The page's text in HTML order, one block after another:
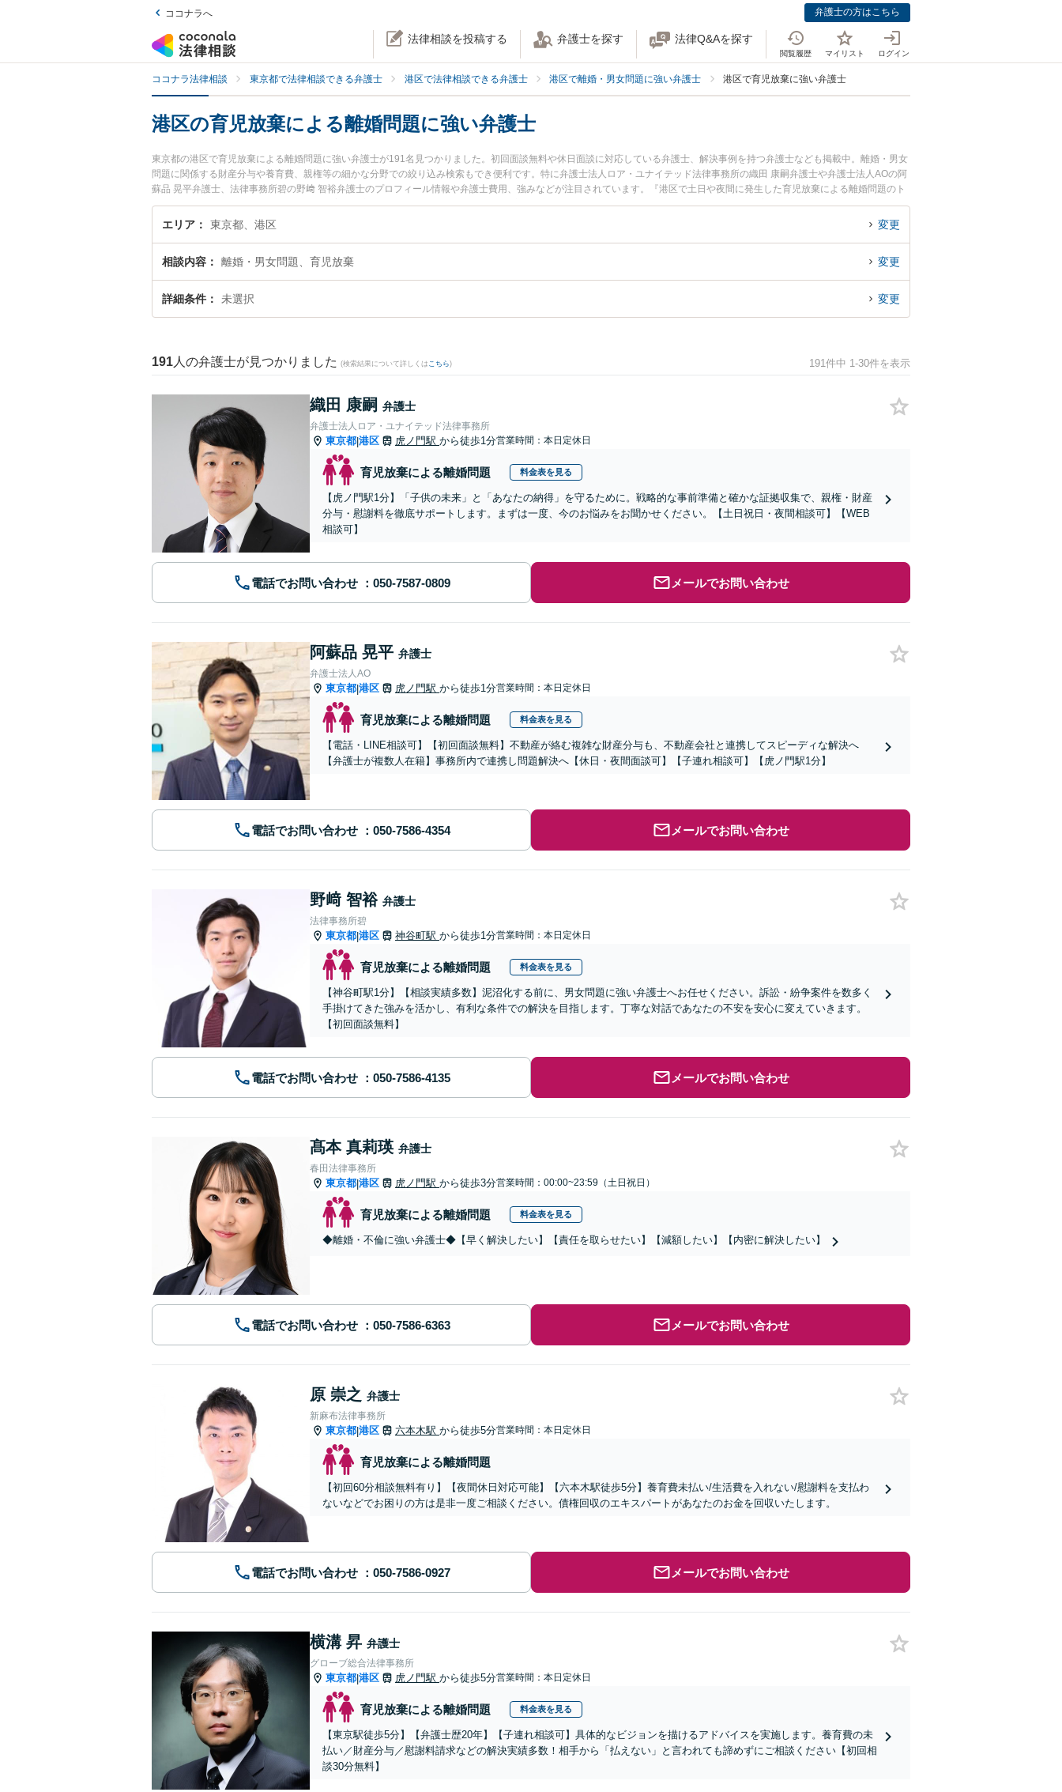
ココナラへ 弁護士の方はこちら
法律相談を投稿する 弁護士を探す 法律Q&Aを探す
閲覧履歴 マイリスト ログイン
ココナラ法律相談 東京都で法律相談できる弁護士 港区で法律相談できる弁護士 港区で離婚・男女問題に強い弁護士 港区で育児放棄に強い弁護士
港区の育児放棄による離婚問題に強い弁護士
東京都の港区で育児放棄による離婚問題に強い弁護士が191名見つかりました。初回面談無料や休日面談に対応している弁護士、解決事例を持つ弁護士なども掲載中。離婚・男女
問題に関係する財産分与や養育費、親権等の細かな分野での絞り込み検索もでき便利です。特に弁護士法人ロア・ユナイテッド法律事務所の織田 康嗣弁護士や弁護士法人AOの阿
蘇品 晃平弁護士、法律事務所碧の野﨑 智裕弁護士のプロフィール情報や弁護士費用、強みなどが注目されています。『港区で土日や夜間に発生した育児放棄による離婚問題のト
ラブルを今すぐに弁護士に相談したい』『育児放棄による離婚問題のトラブル解決の実績豊富な近くの弁護士を検索したい』『初回相談無料で育児放棄による離婚問題を法律相談
できる港区内の弁護士に相談予約したい』などでお困りの相談者さんにおすすめです。
エリア 東京都、港区 変更
相談内容 離婚・男女問題、育児放棄 変更
詳細条件 未選択 変更
191 人の弁護士が見つかりました (検索結果について詳しくは こちら) 191件中 1-30件を表示
織田 康嗣 弁護士
弁護士法人ロア・ユナイテッド法律事務所
東京都|港区 虎ノ門駅 から徒歩1分営業時間：本日定休日
育児放棄による離婚問題 料金表を見る
【虎ノ門駅1分】「子供の未来」と「あなたの納得」を守るために。戦略的な事前準備と確かな証拠収集で、親権・財産
分与・慰謝料を徹底サポートします。まずは一度、今のお悩みをお聞かせください。【土日祝日・夜間相談可】【WEB
相談可】
電話でお問い合わせ メールでお問い合わせ
阿蘇品 晃平 弁護士
弁護士法人AO
東京都|港区 虎ノ門駅 から徒歩1分営業時間：本日定休日
育児放棄による離婚問題 料金表を見る
【電話・LINE相談可】【初回面談無料】不動産が絡む複雑な財産分与も、不動産会社と連携してスピーディな解決へ
【弁護士が複数人在籍】事務所内で連携し問題解決へ【休日・夜間面談可】【子連れ相談可】【虎ノ門駅1分】
電話でお問い合わせ メールでお問い合わせ
野﨑 智裕 弁護士
法律事務所碧
東京都|港区 神谷町駅 から徒歩1分営業時間：本日定休日
育児放棄による離婚問題 料金表を見る
【神谷町駅1分】【相談実績多数】泥沼化する前に、男女問題に強い弁護士へお任せください。訴訟・紛争案件を数多く
手掛けてきた強みを活かし、有利な条件での解決を目指します。丁寧な対話であなたの不安を安心に変えていきます。
【初回面談無料】
電話でお問い合わせ メールでお問い合わせ
髙本 真莉瑛 弁護士
春田法律事務所
東京都|港区 虎ノ門駅 から徒歩3分営業時間：00:00~23:59（土日祝日）
育児放棄による離婚問題 料金表を見る
◆離婚・不倫に強い弁護士◆【早く解決したい】【責任を取らせたい】【減額したい】【内密に解決したい】
電話でお問い合わせ メールでお問い合わせ
原 崇之 弁護士
新麻布法律事務所
東京都|港区 六本木駅 から徒歩5分営業時間：本日定休日
育児放棄による離婚問題
【初回60分相談無料有り】【夜間休日対応可能】【六本木駅徒歩5分】養育費未払い/生活費を入れない/慰謝料を支払わ
ないなどでお困りの方は是非一度ご相談ください。債権回収のエキスパートがあなたのお金を回収いたします。
電話でお問い合わせ メールでお問い合わせ
横溝 昇 弁護士
グローブ総合法律事務所
東京都|港区 虎ノ門駅 から徒歩5分営業時間：本日定休日
育児放棄による離婚問題 料金表を見る
【東京駅徒歩5分】【弁護士歴20年】【子連れ相談可】具体的なビジョンを描けるアドバイスを実施します。養育費の未
払い／財産分与／慰謝料請求などの解決実績多数！相手から「払えない」と言われても諦めずにご相談ください【初回相
談30分無料】